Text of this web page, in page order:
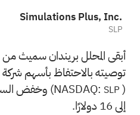
Simulations Plus, Inc.
SLP
(NASDAQ: SLP
إلى 16 دولارًا.